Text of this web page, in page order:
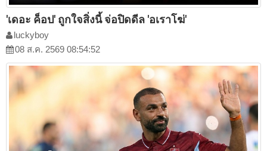
'เดอะ ค็อป' ถูกใจสิ่งนี้ จ่อปิดดีล 'อเราโฆ่'
luckyboy
08 ส.ค. 2569 08:54:52